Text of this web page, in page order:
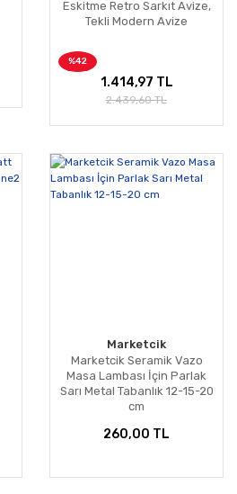
Eskitme Retro Sarkıt Avize,
Tekli Modern Avize
%42
1.414,97 TL
2.439,60 TL
Marketcik
Marketcik Seramik Vazo
Masa Lambası İçin Parlak
Sarı Metal Tabanlık 12-15-20
cm
260,00 TL